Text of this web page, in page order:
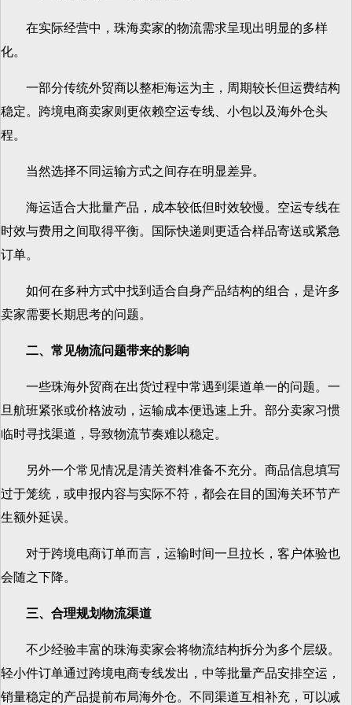
在实际经营中，珠海卖家的物流需求呈现出明显的多样
化。
一部分传统外贸商以整柜海运为主，周期较长但运费结构
稳定。跨境电商卖家则更依赖空运专线、小包以及海外仓头
程。
当然选择不同运输方式之间存在明显差异。
海运适合大批量产品，成本较低但时效较慢。空运专线在
时效与费用之间取得平衡。国际快递则更适合样品寄送或紧急
订单。
如何在多种方式中找到适合自身产品结构的组合，是许多
卖家需要长期思考的问题。
二、常见物流问题带来的影响
一些珠海外贸商在出货过程中常遇到渠道单一的问题。一
旦航班紧张或价格波动，运输成本便迅速上升。部分卖家习惯
临时寻找渠道，导致物流节奏难以稳定。
另外一个常见情况是清关资料准备不充分。商品信息填写
过于笼统，或申报内容与实际不符，都会在目的国海关环节产
生额外延误。
对于跨境电商订单而言，运输时间一旦拉长，客户体验也
会随之下降。
三、合理规划物流渠道
不少经验丰富的珠海卖家会将物流结构拆分为多个层级。
轻小件订单通过跨境电商专线发出，中等批量产品安排空运，
销量稳定的产品提前布局海外仓。不同渠道互相补充，可以减